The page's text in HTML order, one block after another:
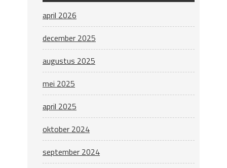
april 2026
december 2025
augustus 2025
mei 2025
april 2025
oktober 2024
september 2024